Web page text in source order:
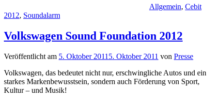
Allgemein, Cebit
2012, Soundalarm
Volkswagen Sound Foundation 2012
Veröffentlicht am 5. Oktober 2011 5. Oktober 2011 von Presse
Volkswagen, das bedeutet nicht nur, erschwingliche Autos und ein
starkes Markenbewusstsein, sondern auch Förderung von Sport,
Kultur – und Musik!